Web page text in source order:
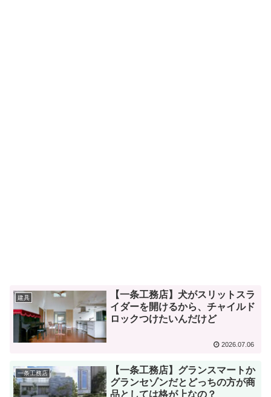
建具
【一条工務店】犬がスリットスラ
イダーを開けるから、チャイルド
ロックつけたいんだけど
2026.07.06
一条工務店
【一条工務店】グランスマートか
グランセゾンだとどっちの方が商
品としては格が上なの？